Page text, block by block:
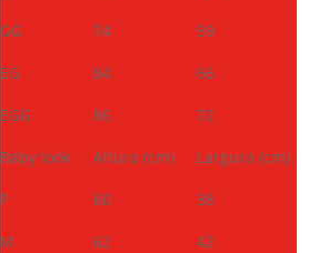
GG
74
59
EG
84
66
EGG
86
72
Baby look
Altura (cm)
Largura (cm)
P
60
38
M
62
42